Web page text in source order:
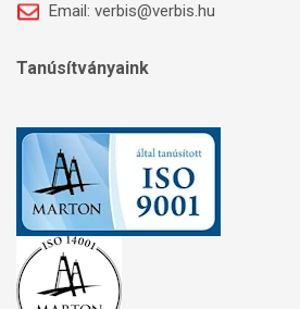
Email: verbis@verbis.hu
Tanúsítványaink